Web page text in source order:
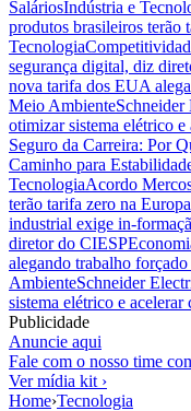
SaláriosIndústria e
produtos brasileiros terão
Tecnologia
segurança digital, diz
nova tarifa dos EUA
Meio AmbienteSchneider
otimizar sistema elétrico e
Seguro da Carreira: Por
Caminho para
TecnologiaAcordo
terão tarifa zero na Europa
industrial exige in-
diretor do CIESP
alegando trabalho
AmbienteSchneider
sistema elétrico e acelerar
Publicidade
Anuncie aqui
Fale com o nosso time
Ver mídia kit ›
Home›Tecnologia